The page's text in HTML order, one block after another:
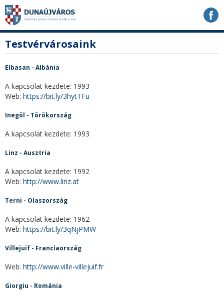
Ugrás
tartalomhoz
Ugrás
navigációhoz
Ugrás
kereséshez
a
honlapon
tartalom
Testvérvárosaink
Elbasan - Albánia
A kapcsolat kezdete: 1993
Web: https://bit.ly/3hytTFu
Inegöl - Törökország
A kapcsolat kezdete: 1993
Linz - Ausztria
A kapcsolat kezdete: 1992
Web: http://www.linz.at
Terni - Olaszország
A kapcsolat kezdete: 1962
Web: https://bit.ly/3qNjPMW
Villejuif - Franciaország
Web: http://www.ville-villejuif.fr
Giorgiu - Románia